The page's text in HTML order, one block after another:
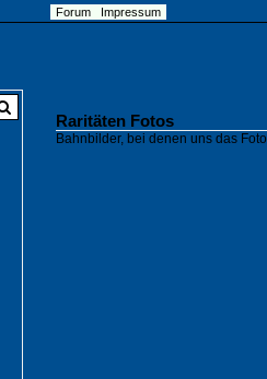
Forum Impressum
Raritäten Fotos
Bahnbilder, bei denen uns das